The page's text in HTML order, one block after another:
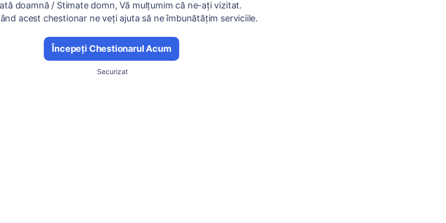
doamnă / Stimate domn, Vă mulțumim că ne-ați vizitat.
acest chestionar ne veți ajuta să ne îmbunătățim serviciile.
Începeți Chestionarul Acum
Securizat